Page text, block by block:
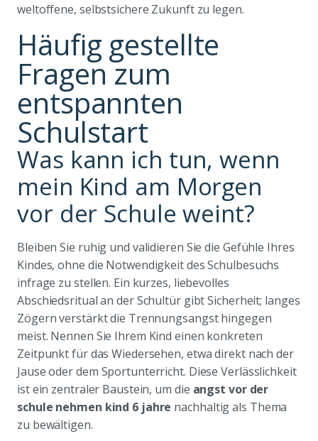
weltoffene, selbstsichere Zukunft zu legen.
Häufig gestellte
Fragen zum
entspannten
Schulstart
Was kann ich tun, wenn
mein Kind am Morgen
vor der Schule weint?
Bleiben Sie ruhig und validieren Sie die Gefühle Ihres
Kindes, ohne die Notwendigkeit des Schulbesuchs
infrage zu stellen. Ein kurzes, liebevolles
Abschiedsritual an der Schultür gibt Sicherheit; langes
Zögern verstärkt die Trennungsangst hingegen
meist. Nennen Sie Ihrem Kind einen konkreten
Zeitpunkt für das Wiedersehen, etwa direkt nach der
Jause oder dem Sportunterricht. Diese Verlässlichkeit
ist ein zentraler Baustein, um die angst vor der
schule nehmen kind 6 jahre nachhaltig als Thema
zu bewältigen.